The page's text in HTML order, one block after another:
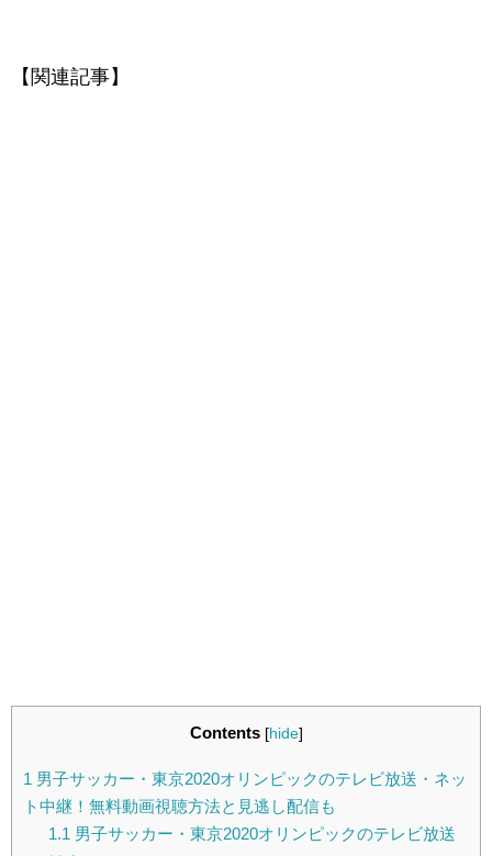
【関連記事】
Contents [hide]
1 男子サッカー・東京2020オリンピックのテレビ放送・ネッ
ト中継！無料動画視聴方法と見逃し配信も
1.1 男子サッカー・東京2020オリンピックのテレビ放送